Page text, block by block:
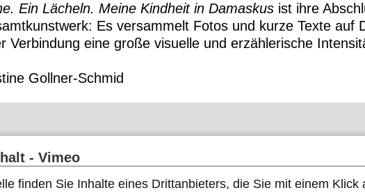
Ein Lächeln. Meine Kindheit in Damaskus ist ihre
Es versammelt Fotos und kurze Texte auf
Verbindung eine große visuelle und erzählerische
Gollner-Schmid
- Vimeo
finden Sie Inhalte eines Drittanbieters, die Sie mit einem Klick